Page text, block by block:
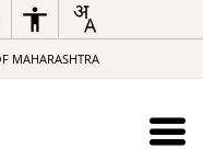
MAHARASHTRA